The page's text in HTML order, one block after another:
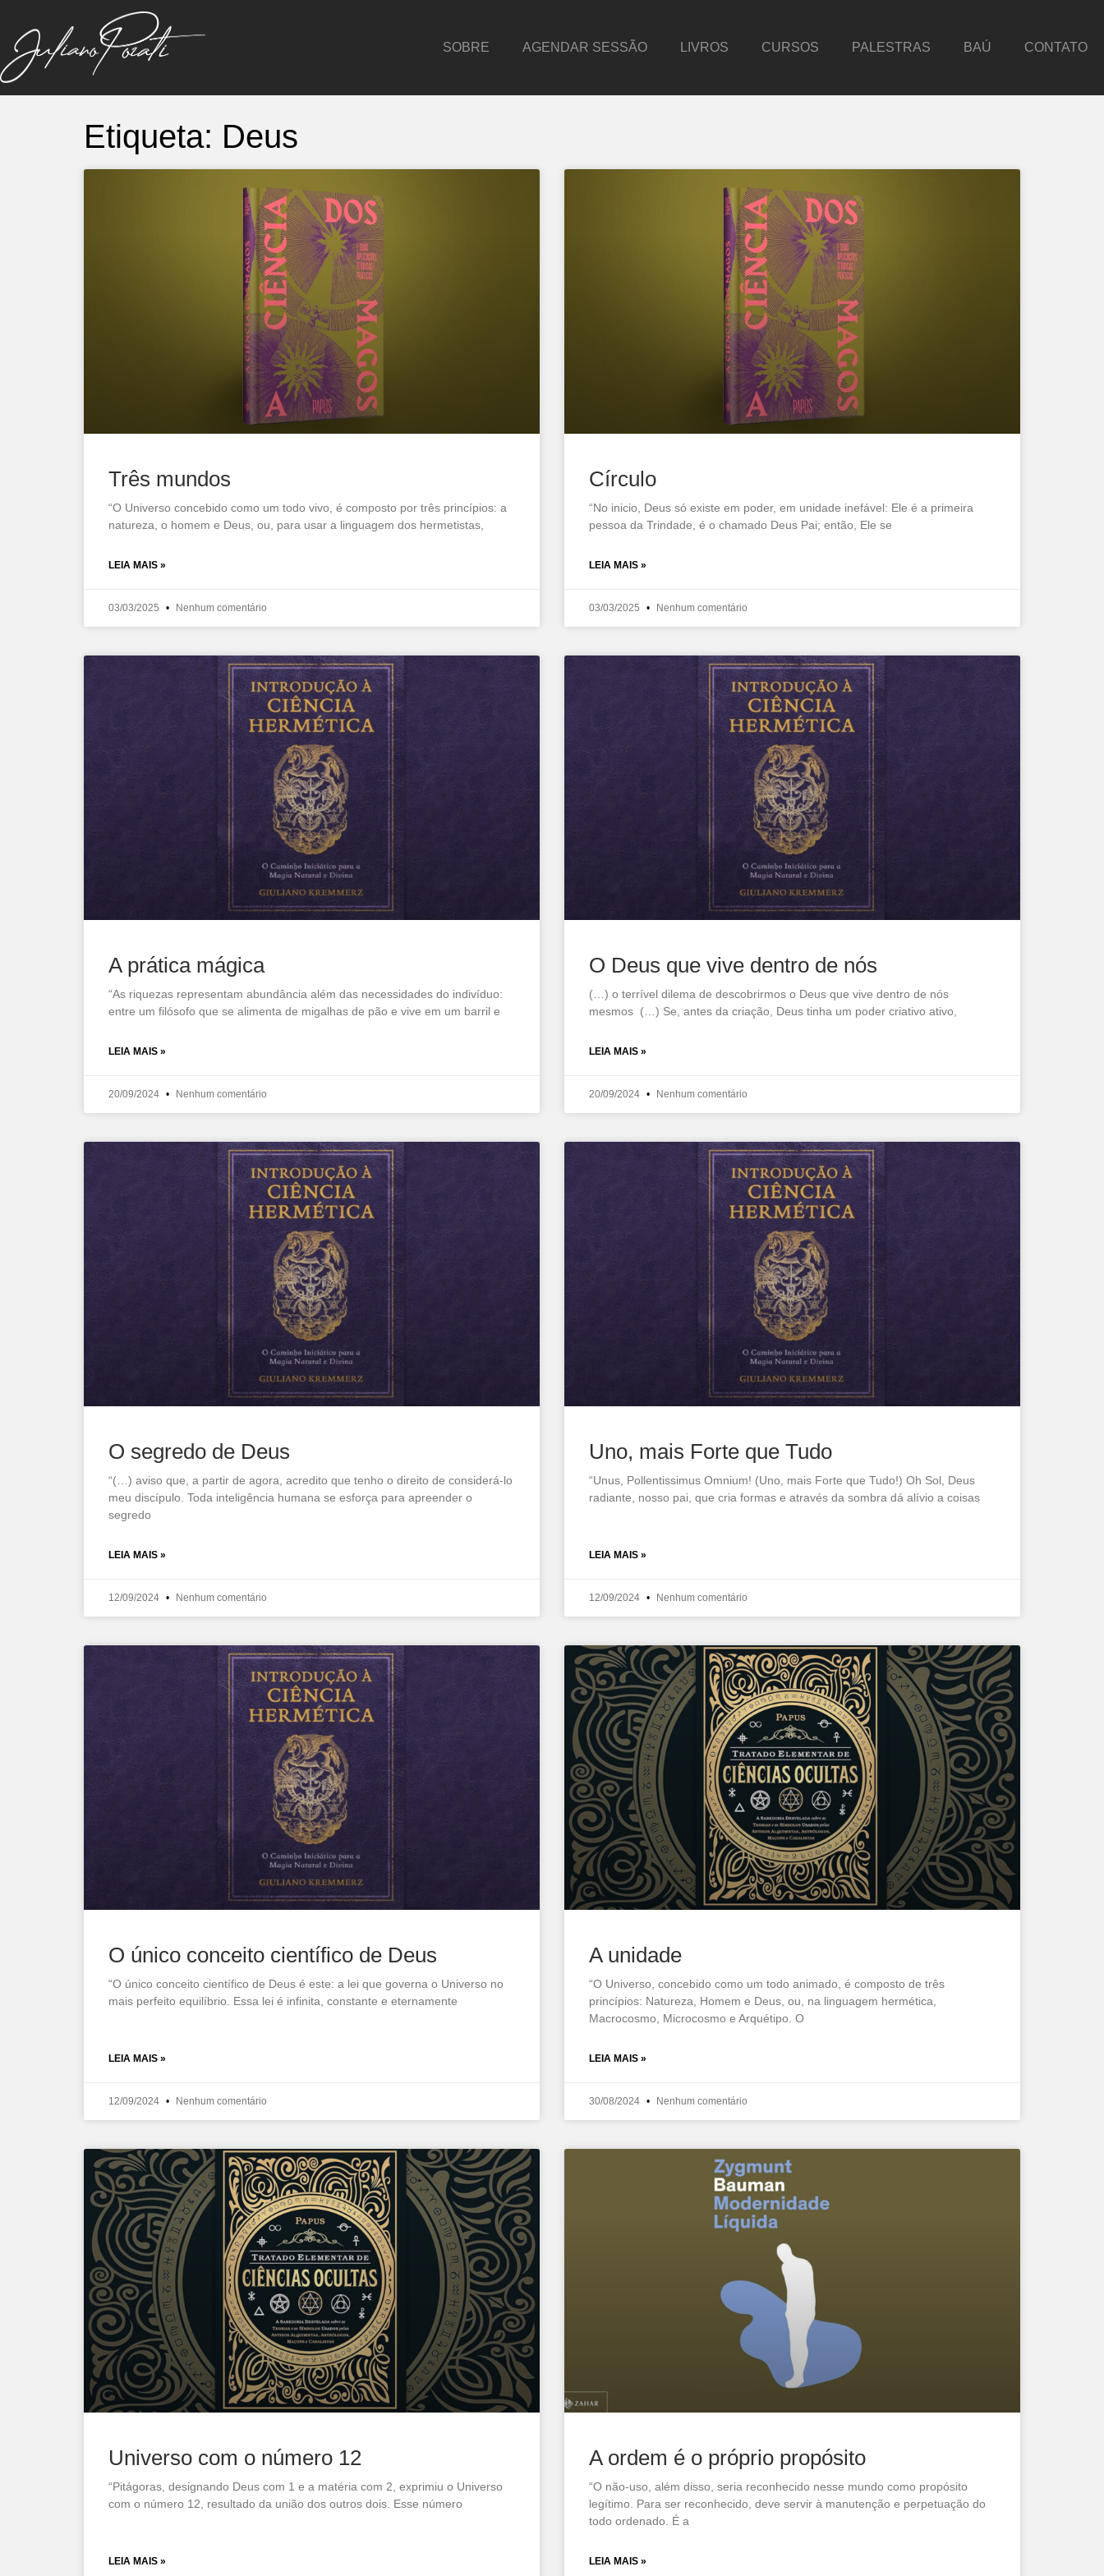
SOBRE AGENDAR SESSÃO LIVROS CURSOS PALESTRAS BAÚ CONTATO
Etiqueta: Deus
Três mundos
“O Universo concebido como um todo vivo, é composto por três princípios: a
natureza, o homem e Deus, ou, para usar a linguagem dos hermetistas,
LEIA MAIS »
03/03/2025 Nenhum comentário
Círculo
“No inicio, Deus só existe em poder, em unidade inefável: Ele é a primeira
pessoa da Trindade, é o chamado Deus Pai; então, Ele se
LEIA MAIS »
03/03/2025 Nenhum comentário
A prática mágica
“As riquezas representam abundância além das necessidades do indivíduo:
entre um filósofo que se alimenta de migalhas de pão e vive em um barril e
LEIA MAIS »
20/09/2024 Nenhum comentário
O Deus que vive dentro de nós
(…) o terrível dilema de descobrirmos o Deus que vive dentro de nós
mesmos (…) Se, antes da criação, Deus tinha um poder criativo ativo,
LEIA MAIS »
20/09/2024 Nenhum comentário
O segredo de Deus
“(…) aviso que, a partir de agora, acredito que tenho o direito de considerá-lo
meu discípulo. Toda inteligência humana se esforça para apreender o
segredo
LEIA MAIS »
12/09/2024 Nenhum comentário
Uno, mais Forte que Tudo
“Unus, Pollentissimus Omnium! (Uno, mais Forte que Tudo!) Oh Sol, Deus
radiante, nosso pai, que cria formas e através da sombra dá alívio a coisas
LEIA MAIS »
12/09/2024 Nenhum comentário
O único conceito científico de Deus
“O único conceito científico de Deus é este: a lei que governa o Universo no
mais perfeito equilíbrio. Essa lei é infinita, constante e eternamente
LEIA MAIS »
12/09/2024 Nenhum comentário
A unidade
“O Universo, concebido como um todo animado, é composto de três
princípios: Natureza, Homem e Deus, ou, na linguagem hermética,
Macrocosmo, Microcosmo e Arquétipo. O
LEIA MAIS »
30/08/2024 Nenhum comentário
Universo com o número 12
“Pitágoras, designando Deus com 1 e a matéria com 2, exprimiu o Universo
com o número 12, resultado da união dos outros dois. Esse número
LEIA MAIS »
A ordem é o próprio propósito
“O não-uso, além disso, seria reconhecido nesse mundo como propósito
legítimo. Para ser reconhecido, deve servir à manutenção e perpetuação do
todo ordenado. É a
LEIA MAIS »